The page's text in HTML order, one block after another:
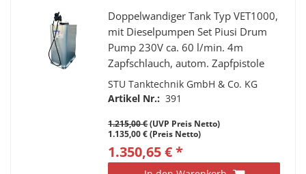
Doppelwandiger Tank Typ VET1000,
mit Dieselpumpen Set Piusi Drum
Pump 230V ca. 60 l/min. 4m
Zapfschlauch, autom. Zapfpistole
STU Tanktechnik GmbH & Co. KG
Artikel Nr.: 391
1.215,00 €(UVP Preis Netto)
1.135,00 € (Preis Netto)
1.350,65 € *